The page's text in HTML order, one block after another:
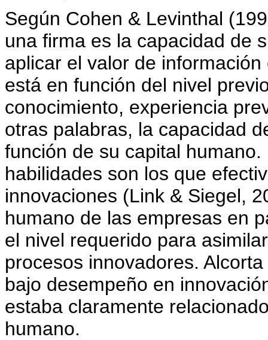
Según Cohen & Levinthal
una firma es la capacidad de
aplicar el valor de
está en función del nivel
conocimiento, experiencia
otras palabras, la capacidad
función de su capital
habilidades son los que
innovaciones (Link & Siegel,
humano de las empresas en
el nivel requerido para
procesos innovadores.
bajo desempeño en
estaba claramente
humano.